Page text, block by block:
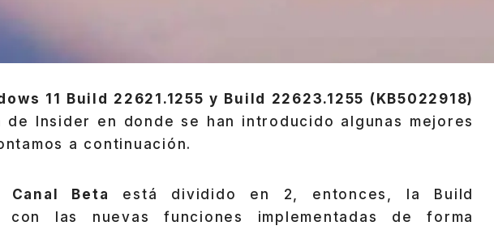
11 Build 22621.1255 y Build 22623.1255 (KB5022918)
de Insider en donde se han introducido algunas mejores
a continuación.
Canal Beta
está dividido en 2, entonces, la Build
con las nuevas funciones implementadas de forma